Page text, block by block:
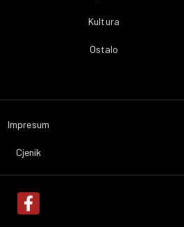
Kultura
Ostalo
Impresum
Cjenik